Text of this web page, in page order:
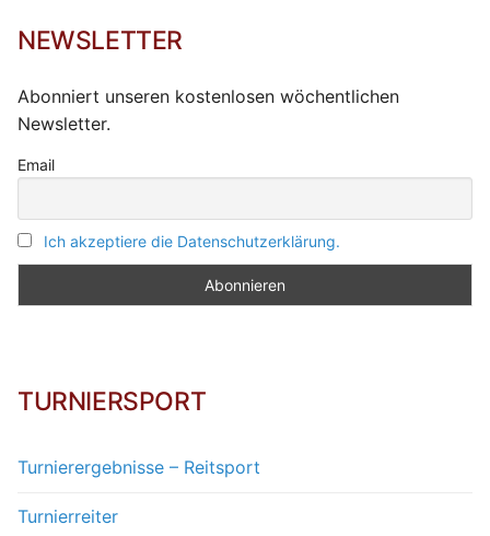
NEWSLETTER
Abonniert unseren kostenlosen wöchentlichen
Newsletter.
Email
Ich akzeptiere die Datenschutzerklärung.
TURNIERSPORT
Turnierergebnisse – Reitsport
Turnierreiter